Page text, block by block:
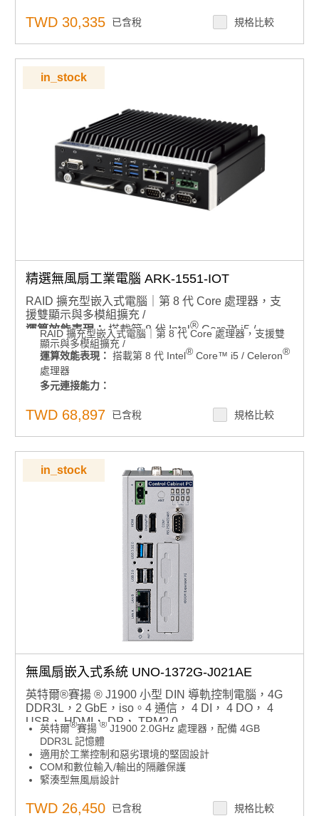
強化 ESD 保護：接觸放電 8KV，空氣放電 15KV
工業級耐環境：寬溫操作範圍 -20 至 65°C，適應多樣應
用場域
軟體整合支援：相容 Ubuntu 22.04，內建 Advantech
Robotic Suite
期間限定優惠可填寫表單洽專人
TWD 30,335 已含稅 規格比較
in_stock
精選無風扇工業電腦 ARK-1551-IOT
RAID 擴充型嵌入式電腦｜第 8 代 Core 處理器，支
援雙顯示與多模組擴充 /
運算效能表現：搭載第 8 代 Intel®Core™ i5 /
Celeron®處理器
多元連接能力：
4 x USB 3.1 Gen2、2 x GbE LAN、4 x COM、8-bit
GPIO
1 x 全尺寸 mPCIe（含 SIM 卡座）、1 x M.2 2230 E-
Key 擴充槽
記憶體支援：雙 DDR4 2400MHz SO-DIMM 記憶
體，最高支援 32GB
儲存擴充彈性：
可插拔 2.5 吋 SATA 硬碟托架與 mSATA 插槽，支援
支援 Advantech SQF PCIe x2 NVMe 儲存
支援 HDMI 4K2K 與 VGA 雙獨立顯示
作業系統支援：相容 Windows 10 IoT/ Windows 11
支援 12V ~ 24V（-10% / +20%）寬範圍
不具 RED 認證
規格諮詢 / 案場規劃 / 交期確認請點此
RAID 擴充型嵌入式電腦｜第 8 代 Core 處理器，支援雙
顯示與多模組擴充 /
運算效能表現： 搭載第 8 代 Intel® Core™ i5 / Celeron®
處理器
多元連接能力：
GPIO
1 x 全尺寸 mPCIe（含 SIM 卡座）、1 x M.2 2230 E-
Key 擴充槽
記憶體支援：雙 DDR4 2400MHz SO-DIMM 記憶體，最
高支援 32GB
儲存擴充彈性：
可插拔 2.5 吋 SATA 硬碟托架與 mSATA 插槽，支援
支援 Advantech SQF PCIe x2 NVMe 儲存
支援 HDMI 4K2K 與 VGA 雙獨立顯示
作業系統支援：相容 Windows 10 IoT/ Windows 11 IoT
支援 12V ~ 24V（-10% / +20%）寬範圍電源
不具 RED 認證
規格諮詢 / 案場規劃 / 交期確認請點此
TWD 68,897 已含稅 規格比較
in_stock
無風扇嵌入式系統 UNO-1372G-J021AE
英特爾®賽揚 ® J1900 小型 DIN 導軌控制電腦，4G
DDR3L，2 GbE，iso。4 通信， 4 DI， 4 DO， 4
USB， HDMI， DP， TPM2.0
英特爾®賽揚® J1900 2.0GHz 處理器，配備 4GB
DDR3L 記憶體
適用於工業控制和惡劣環境的堅固設計
COM和數位輸入/輸出的隔離保護
緊湊型無風扇設計
機箱接地保護
TWD 26,450 已含稅 規格比較